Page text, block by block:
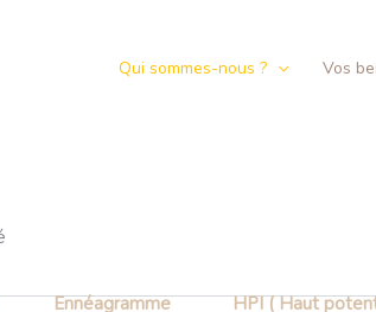
Qui sommes-nous ? Vos
Ennéagramme HPI ( Haut